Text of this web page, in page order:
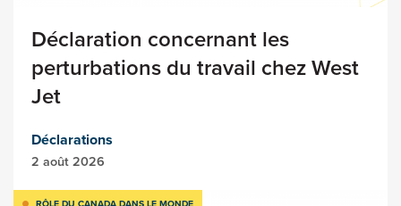
Déclaration concernant les
perturbations du travail chez West
Jet
Déclarations
2 août 2026